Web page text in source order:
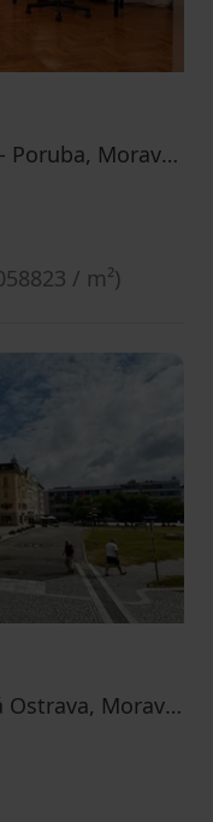
Nálepkovo náměstí, Ostrava - Poruba, Moravskoslezský Region
/ m²)
Zámecká, Ostrava - Moravská Ostrava, Moravskoslezský Region